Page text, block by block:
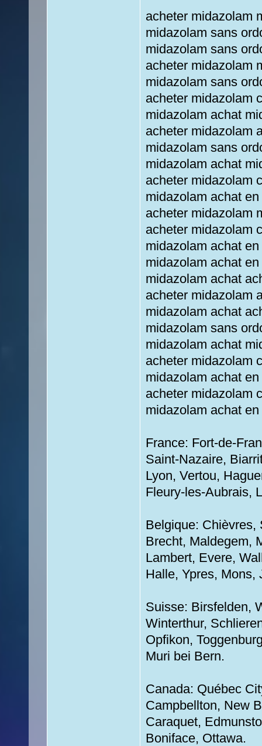
acheter midazolam
midazolam sans
midazolam sans
acheter midazolam
midazolam sans
acheter midazolam
midazolam achat
acheter midazolam
midazolam sans
midazolam achat
acheter midazolam
midazolam achat
acheter midazolam
acheter midazolam
midazolam achat
midazolam achat
midazolam achat
acheter midazolam
midazolam achat
midazolam sans
midazolam achat
acheter midazolam
midazolam achat
acheter midazolam
midazolam achat
France: Fort-de-
Saint-Nazaire,
Lyon, Vertou,
Fleury-les-Aubrais,
Belgique: Chièvres,
Brecht, Maldegem,
Lambert, Evere,
Halle, Ypres, Mons,
Suisse: Birsfelden,
Winterthur,
Opfikon,
Muri bei Bern.
Canada: Québec
Campbellton, New
Caraquet,
Boniface, Ottawa.